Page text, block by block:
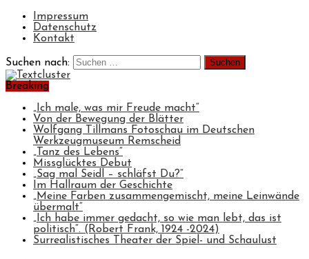
Impressum
Datenschutz
Kontakt
Suchen nach:
Breaking
„Ich male, was mir Freude macht“
Von der Bewegung der Blätter
Wolfgang Tillmans Fotoschau im Deutschen
Werkzeugmuseum Remscheid
„Tanz des Lebens“
Missglücktes Debut
„Sag mal Seidl – schläfst Du?“
Im Hallraum der Geschichte
„Meine Farben zusammengemischt, meine Leinwände
übermalt“
„Ich habe immer gedacht, so wie man lebt, das ist
politisch“. (Robert Frank, 1924 -2024)
Surrealistisches Theater der Spiel- und Schaulust